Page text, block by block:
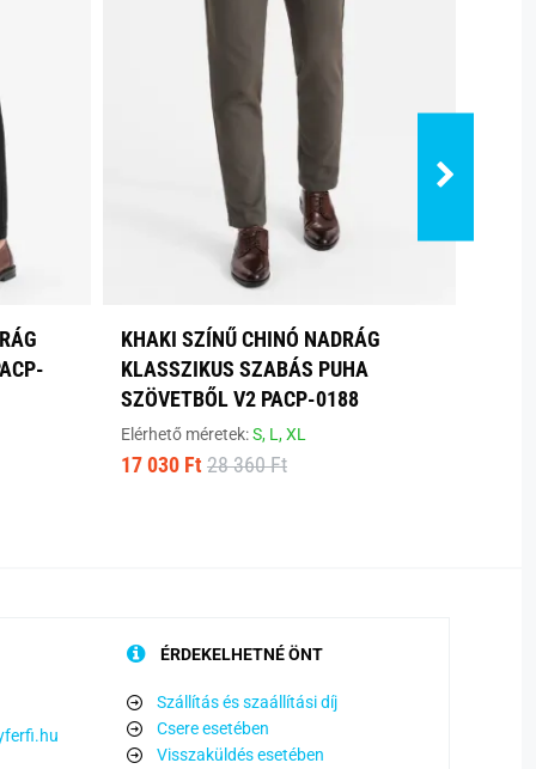
KHAKI SZÍNŰ CHINÓ NADRÁG
KLASSZIKUS SZABÁS PUHA
SZÖVETBŐL V2 PACP-0188
Elérhető méretek:S, L,XL
17 030 Ft 28 360 Ft
ÉRDEKELHETNÉ ÖNT
Szállítás és szaállítási díj
Csere esetében
Visszaküldés esetében